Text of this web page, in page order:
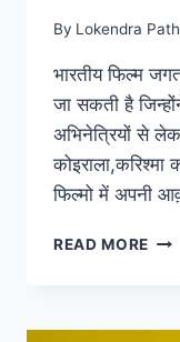
By Lokendra
भारतीय फिल्म
जा सकती है
अभिनेत्रियों से लेकर
फिल्मो में अपनी
READ MORE लता